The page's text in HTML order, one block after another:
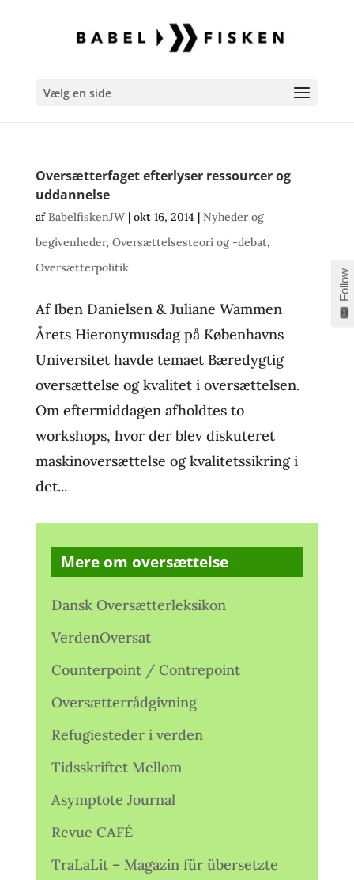
Vælg en side
Oversætterfaget efterlyser ressourcer og
uddannelse
afBabelfiskenJW| okt 16, 2014 | Nyheder og
begivenheder, Oversættelsesteori og -debat,
Oversætterpolitik
Af Iben Danielsen & Juliane Wammen
Årets Hieronymusdag på Københavns
Universitet havde temaet Bæredygtig
oversættelse og kvalitet i oversættelsen.
Om eftermiddagen afholdtes to
workshops, hvor der blev diskuteret
maskinoversættelse og kvalitetssikring i
det...
Mere om oversættelse
Dansk Oversætterleksikon
VerdenOversat
Counterpoint / Contrepoint
Oversætterrådgivning
Refugiesteder i verden
Tidsskriftet Mellom
Asymptote Journal
Revue CAFÉ
TraLaLit – Magazin für übersetzte
Follow